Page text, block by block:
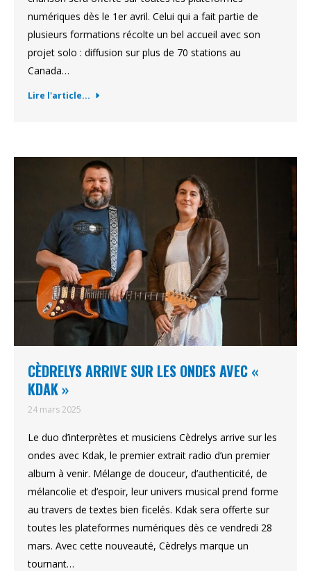
numériques dès le 1er avril. Celui qui a fait partie de
plusieurs formations récolte un bel accueil avec son
projet solo : diffusion sur plus de 70 stations au
Canada…
Lire l'article...
CÈDRELYS ARRIVE SUR LES ONDES AVEC «
KDAK »
24 mars 2025
Le duo d’interprètes et musiciens Cèdrelys arrive sur les
ondes avec Kdak, le premier extrait radio d’un premier
album à venir. Mélange de douceur, d’authenticité, de
mélancolie et d’espoir, leur univers musical prend forme
au travers de textes bien ficelés. Kdak sera offerte sur
toutes les plateformes numériques dès ce vendredi 28
mars. Avec cette nouveauté, Cèdrelys marque un
tournant…